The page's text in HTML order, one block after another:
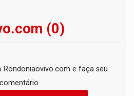
(0)
Rondoniaovivo.com e faça seu
comentário